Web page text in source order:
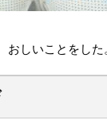
しいことをした